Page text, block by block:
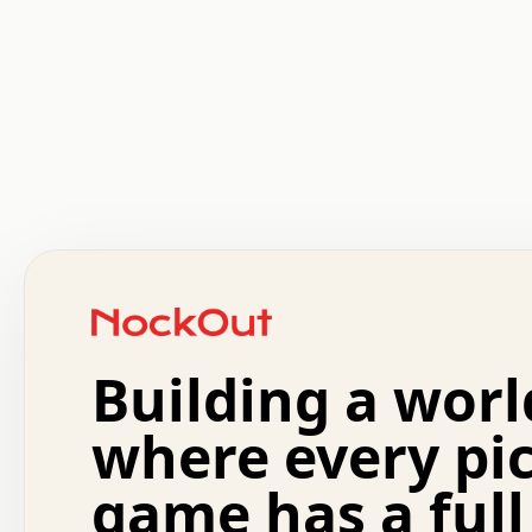
.   +   .   .   o   .   .   .   .   .   .   :   .
.   .   .   o   .   .   .   .   .   .   .   .   x   .
.   .   .   .   .   .   .   .   .   .   .   :   .
.   .   .   .   +   .   .   .   .   .   .   .   +
.   :   .   .   .   .   .   .   .   .   o   .   .
.   .   .   x   .   .   .   .   .   .   :   .   .
.   .   .   .   :   .   .   .   .   o   .   .   .
+   .   .   :   .   .   .   .   .   .   .   .   .
.   .   .   .   .   .   .   :   .   .   .   .   .
Building a
where every
game has a full